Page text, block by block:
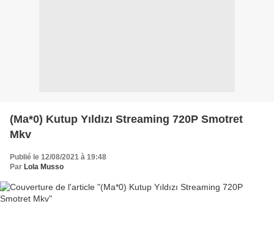
(Ma*0) Kutup Yıldızı Streaming 720P Smotret
Mkv
Publié le 12/08/2021 à 19:48
Par Lola Musso